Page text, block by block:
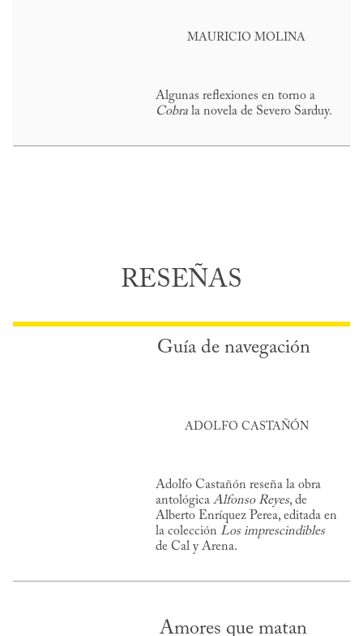
MAURICIO MOLINA
Algunas reflexiones en torno a
Cobra la novela de Severo Sarduy.
RESEÑAS
Guía de navegación
ADOLFO CASTAÑÓN
Adolfo Castañón reseña la obra
antológica Alfonso Reyes, de
Alberto Enríquez Perea, editada en
la colección Los imprescindibles
de Cal y Arena.
Amores que matan